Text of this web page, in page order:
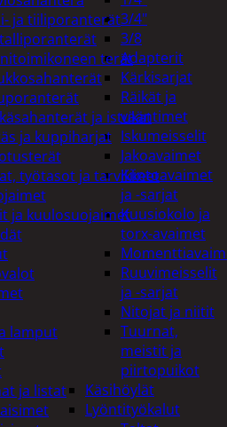
3/4"
3/8
Adapterit
Kärkisarjat
Räikät ja
vääntimet
Iskumeisselit
Jakoavaimet
Kiintoavaimet
ja -sarjat
Kuusiokolo ja
torx-avaimet
Ruuvimeisselit
ja -sarjat
Nitojat ja niitit
Tuurnat,
meistit ja
piirtopuikot
Käsihöylät
Lyöntityökalut
ja tiiliporanterät
terät
ja istukat
ja kuppiharjat
työtasot ja tarvikkeet
ja kuulosuojaimet
lamput
ja listat